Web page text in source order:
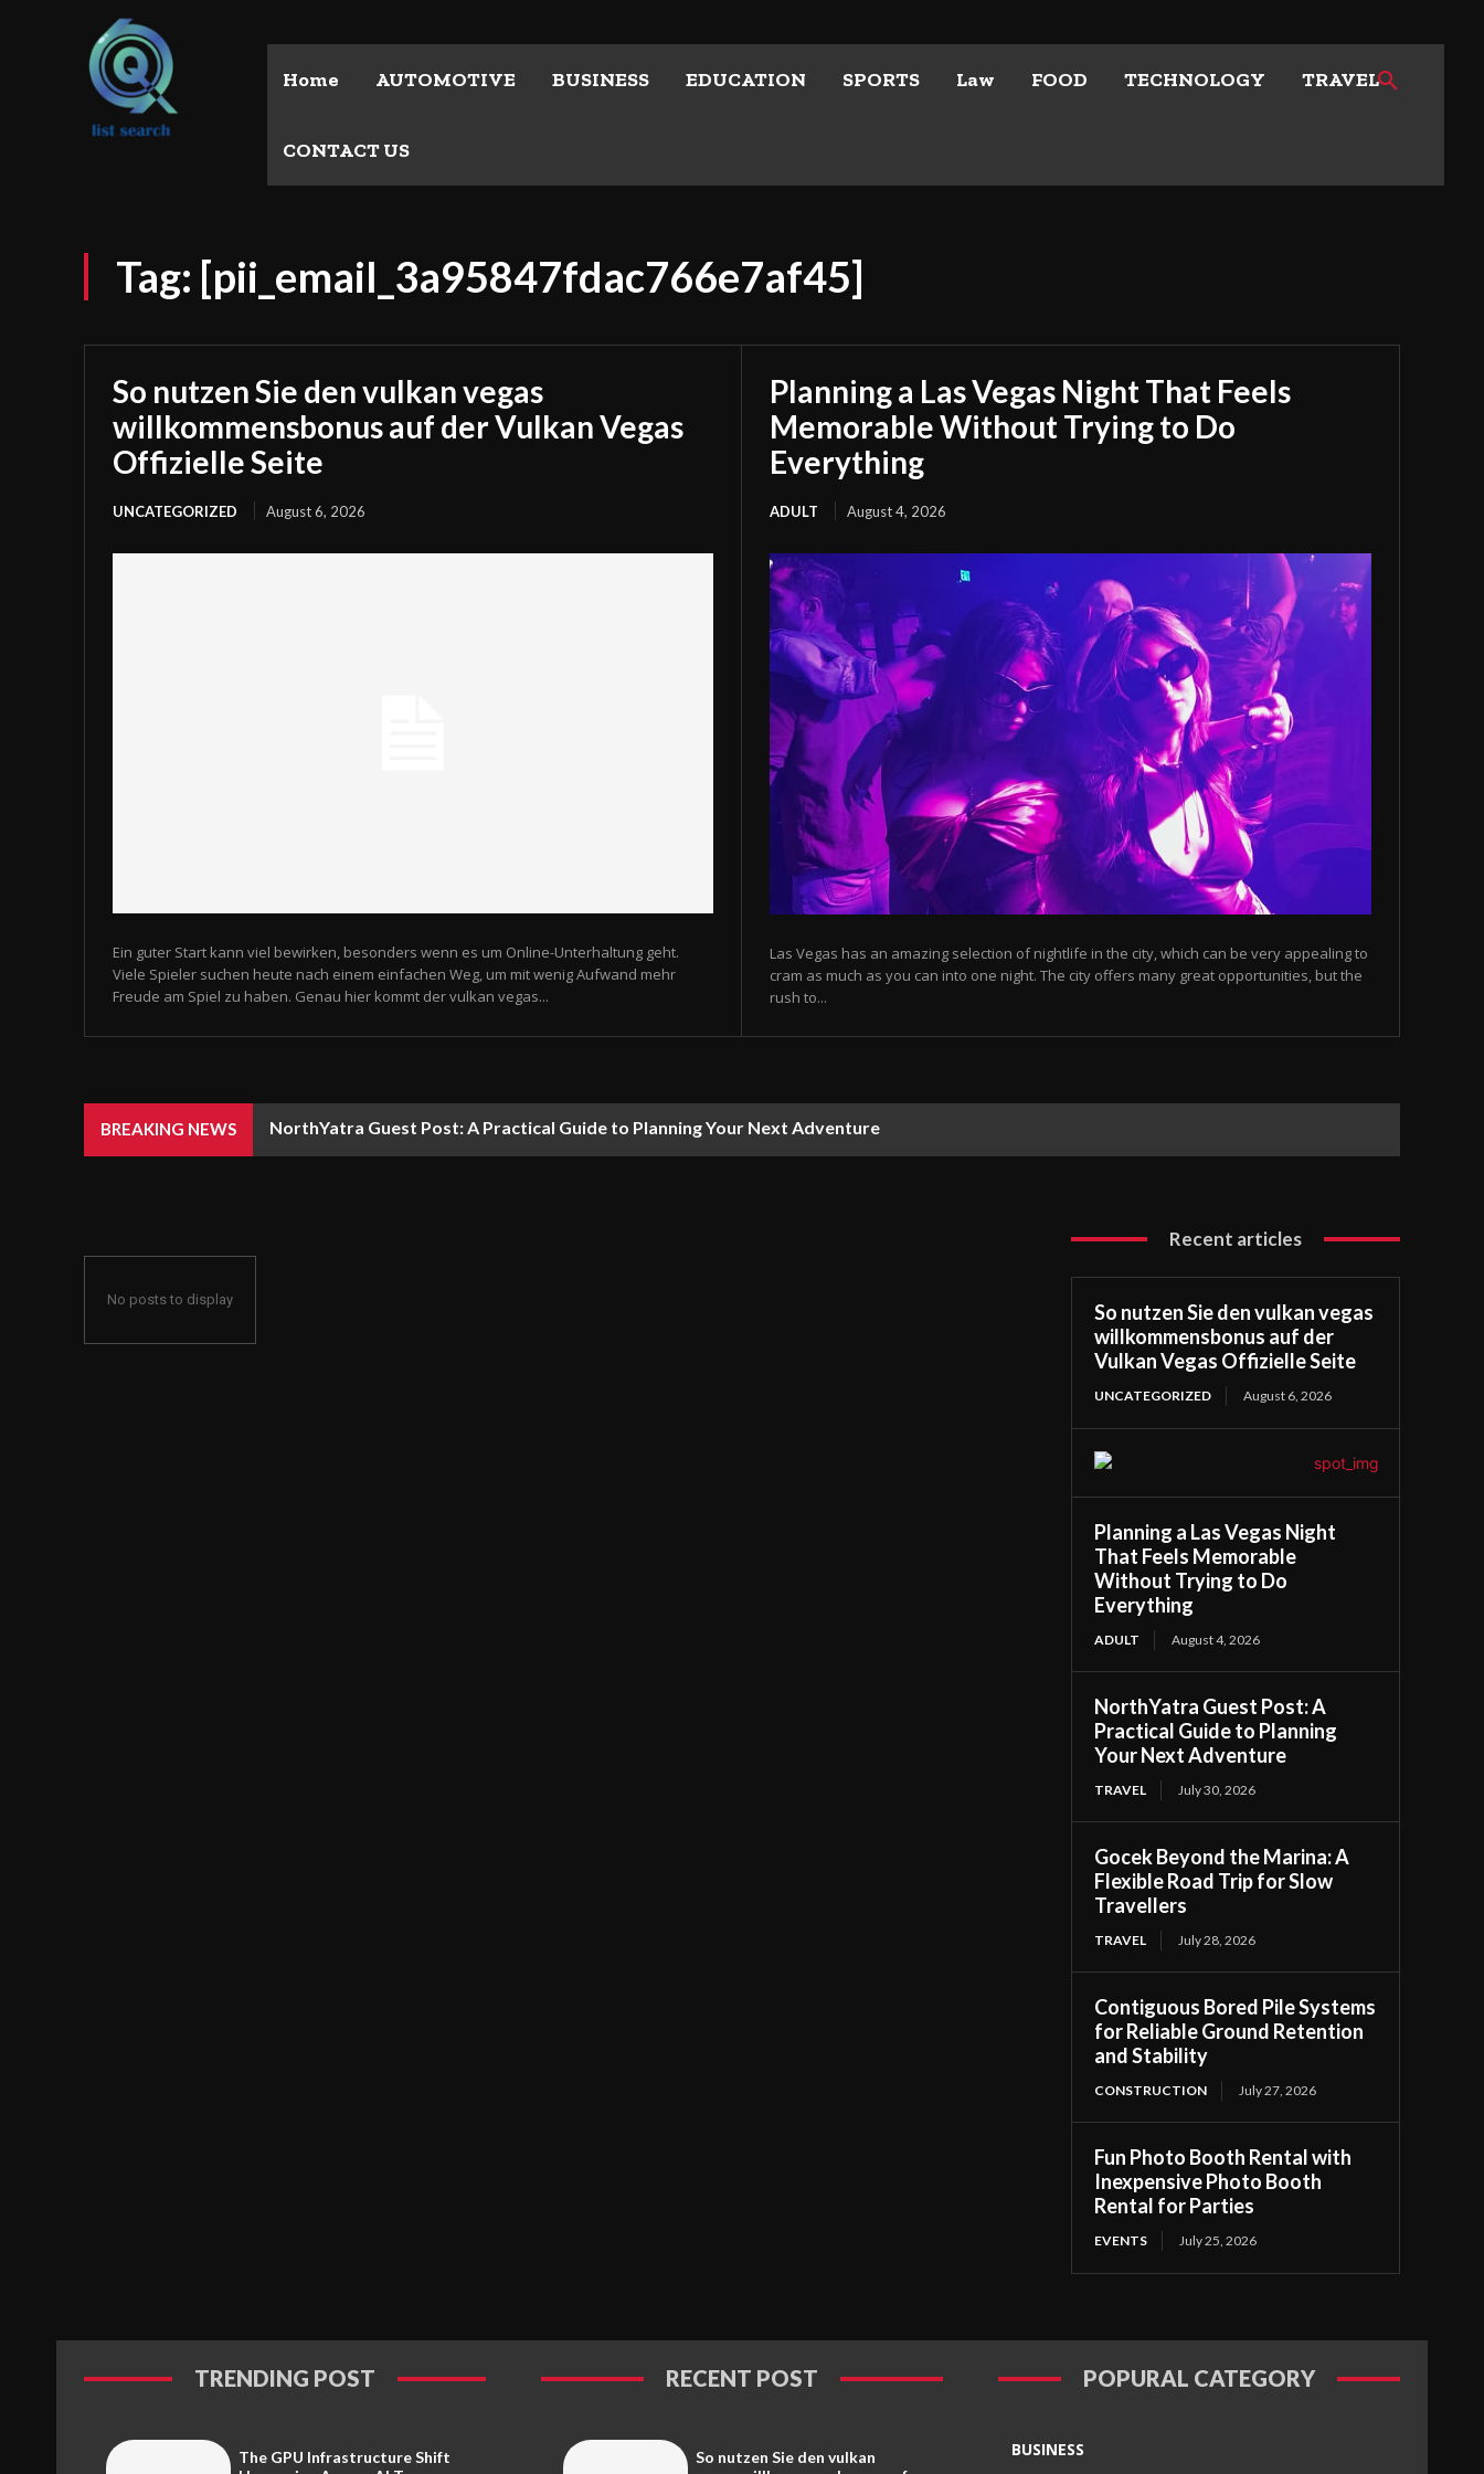
Home AUTOMOTIVE BUSINESS EDUCATION SPORTS Law FOOD TECHNOLOGY TRAVEL
CONTACT US
Tag: [pii_email_3a95847fdac766e7af45]
So nutzen Sie den vulkan vegas
willkommensbonus auf der Vulkan Vegas
Offizielle Seite
UNCATEGORIZED August 6, 2026
Ein guter Start kann viel bewirken, besonders wenn es um Online-Unterhaltung geht.
Viele Spieler suchen heute nach einem einfachen Weg, um mit wenig Aufwand mehr
Freude am Spiel zu haben. Genau hier kommt der vulkan vegas...
Planning a Las Vegas Night That Feels
Memorable Without Trying to Do
Everything
ADULT August 4, 2026
Las Vegas has an amazing selection of nightlife in the city, which can be very appealing to
cram as much as you can into one night. The city offers many great opportunities, but the
rush to...
BREAKING NEWS NorthYatra Guest Post: A Practical Guide to Planning Your Next Adventure
No posts to display
Recent articles
So nutzen Sie den vulkan vegas
willkommensbonus auf der
Vulkan Vegas Offizielle Seite
UNCATEGORIZED August 6, 2026
Planning a Las Vegas Night
That Feels Memorable
Without Trying to Do
Everything
ADULT August 4, 2026
NorthYatra Guest Post: A
Practical Guide to Planning
Your Next Adventure
TRAVEL July 30, 2026
Gocek Beyond the Marina: A
Flexible Road Trip for Slow
Travellers
TRAVEL July 28, 2026
Contiguous Bored Pile Systems
for Reliable Ground Retention
and Stability
CONSTRUCTION July 27, 2026
Fun Photo Booth Rental with
Inexpensive Photo Booth
Rental for Parties
EVENTS July 25, 2026
TRENDING POST
The GPU Infrastructure Shift
RECENT POST
So nutzen Sie den vulkan
POPURAL CATEGORY
BUSINESS